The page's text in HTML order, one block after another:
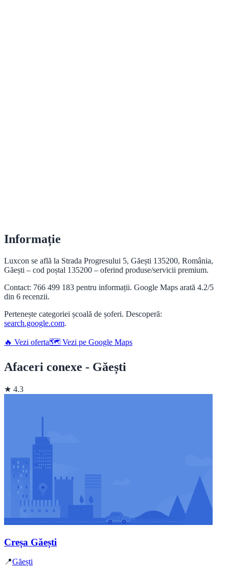
Informație
Luxcon se află la Strada Progresului 5, Găești 135200, România,
Găești – cod poștal 135200 – oferind produse/servicii premium.
Contact: 766 499 183 pentru informații. Google Maps arată 4.2/5
din 6 recenzii.
Pertenește categoriei școală de șoferi. Descoperă:
search.google.com.
🔥 Vezi oferta🗺️ Vezi pe Google Maps
Afaceri conexe - Găești
★ 4.3
Creșa Găești
📍Găești